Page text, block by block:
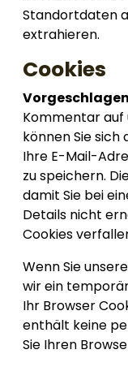
Standortdaten
extrahieren.
Cookies
Kommentar auf
können Sie sich
Ihre E-Mail-
zu speichern.
damit Sie bei
Details nicht
Cookies
Wenn Sie
wir ein
Ihr Browser
enthält keine
Sie Ihren